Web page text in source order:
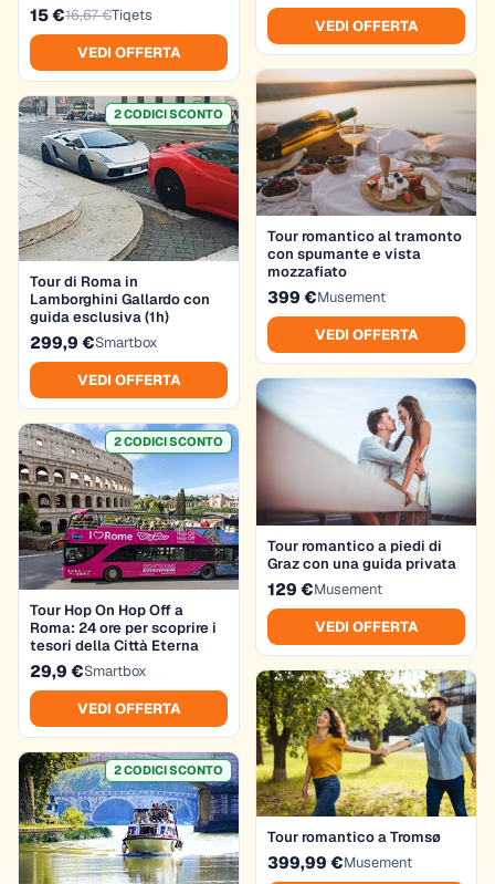
15 €16,67 €Tiqets
VEDI OFFERTA
Tour di Roma in
Lamborghini Gallardo con
guida esclusiva (1h)
299,9 €Smartbox
VEDI OFFERTA
2 CODICI SCONTO
Tour Hop On Hop Off a
Roma: 24 ore per scoprire i
tesori della Città Eterna
29,9 €Smartbox
VEDI OFFERTA
2 CODICI SCONTO
2 CODICI SCONTO
VEDI OFFERTA
Tour romantico al tramonto
con spumante e vista
mozzafiato
399 €Musement
VEDI OFFERTA
Tour romantico a piedi di
Graz con una guida privata
129 €Musement
VEDI OFFERTA
Tour romantico a Tromsø
399,99 €Musement